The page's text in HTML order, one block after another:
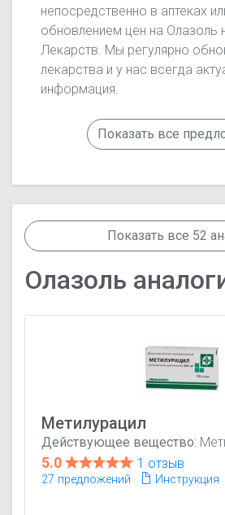
непосредственно в аптеках
обновлением цен на Олазоль
Лекарств. Мы регулярно
лекарства и у нас всегда
информация.
Показать все
Показать все 52
Олазоль
Метилурацил
Действующее вещество:
5.0 1 отзыв
27 предложений Инструкция